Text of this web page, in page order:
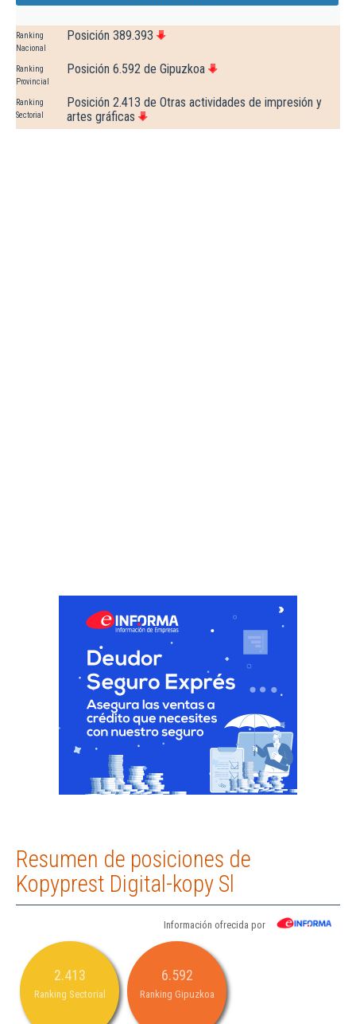
Ranking
Nacional
Posición 389.393
Ranking
Provincial
Posición 6.592 de Gipuzkoa
Ranking
Sectorial
Posición 2.413 de Otras actividades de impresión y
artes gráficas
Resumen de posiciones de
Kopyprest Digital-kopy Sl
Información ofrecida por
2.413
Ranking Sectorial
6.592
Ranking Gipuzkoa